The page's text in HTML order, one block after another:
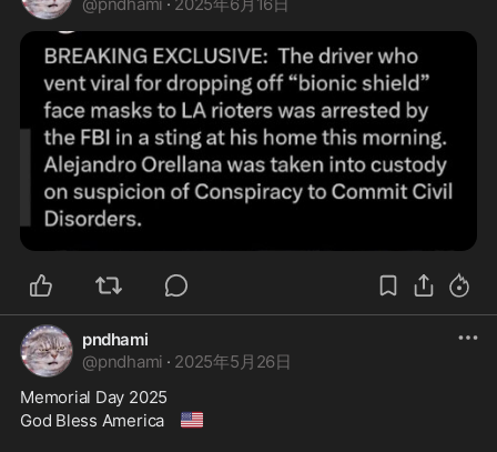
pndhami
@pndhami · 2025年5月26日
Memorial Day 2025
God Bless America
🇺🇸